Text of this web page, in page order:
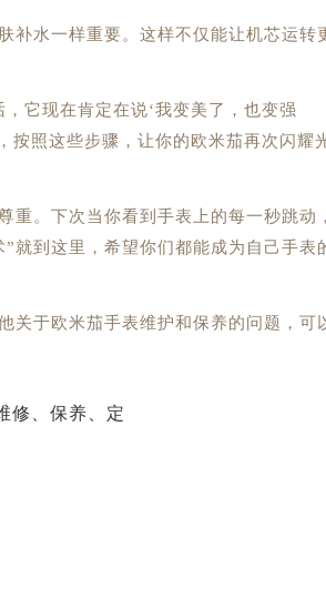
水一样重要。这样不仅能让机芯运转
它现在肯定在说‘我变美了，也变强
按照这些步骤，让你的欧米茄再次闪耀
。下次当你看到手表上的每一秒跳动，
就到这里，希望你们都能成为自己手表
关于欧米茄手表维护和保养的问题，可